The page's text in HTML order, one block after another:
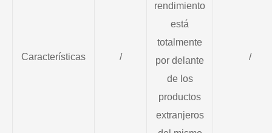
Características / /
rendimiento
está
totalmente
por delante
de los
productos
extranjeros